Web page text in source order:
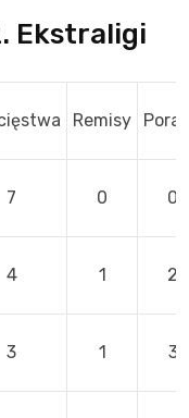
Ekstraligi
Remisy
7 0 0
4 1 2
3 1 3